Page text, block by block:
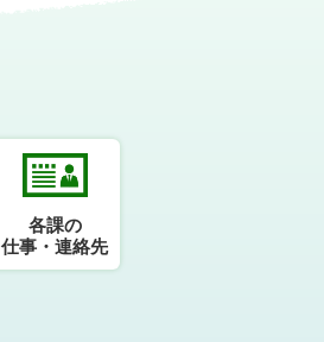
各課の
仕事・連絡先